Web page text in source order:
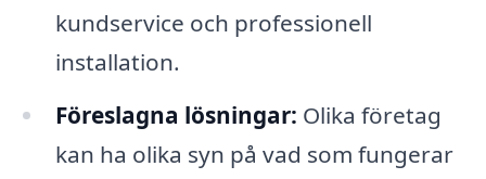
kundservice och professionell
installation.
Föreslagna lösningar: Olika företag
kan ha olika syn på vad som fungerar